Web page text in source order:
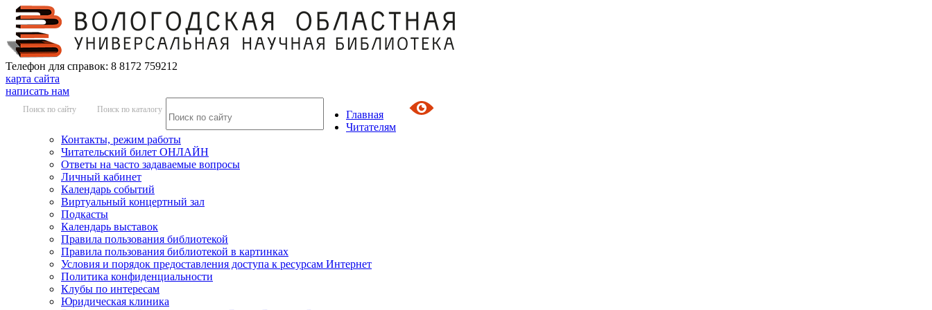
Телефон для справок: 8 8172 759212
карта сайта
написать нам
Поиск по сайту Поиск по каталогу
Главная
Читателям
Контакты, режим работы
Читательский билет ОНЛАЙН
Ответы на часто задаваемые вопросы
Личный кабинет
Календарь событий
Виртуальный концертный зал
Подкасты
Календарь выставок
Правила пользования библиотекой
Правила пользования библиотекой в картинках
Условия и порядок предоставления доступа к ресурсам Интернет
Политика конфиденциальности
Клубы по интересам
Юридическая клиника